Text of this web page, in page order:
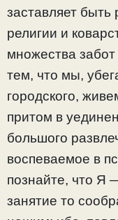
заставляет
религии и
множества
тем, что мы,
городского,
притом в
большого
воспеваемое в
познайте, что Я
занятие то